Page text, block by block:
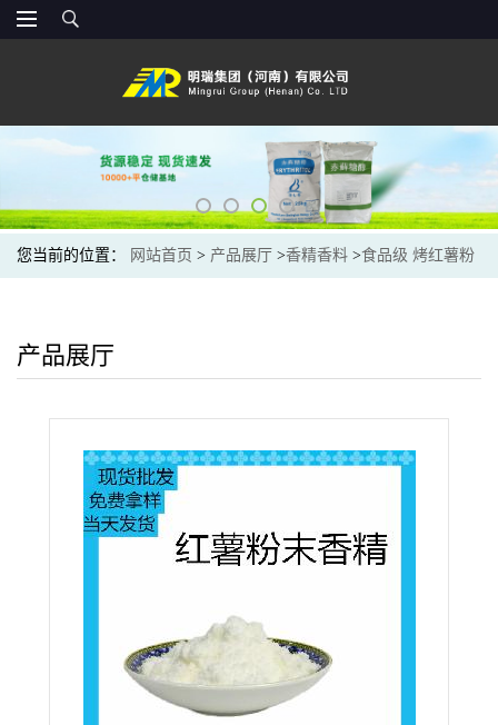
您当前的位置： 网站首页 > 产品展厅 >香精香料 >食品级 烤红薯粉
产品展厅